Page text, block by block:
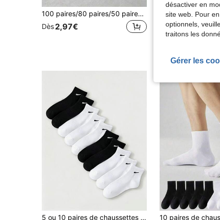
100 paires/80 paires/50 paires/30 paires/20 paires/10 paires/8 paires/4 paires de chaussettes de cheville confortables et absorbantes pour hommes
Dès2,97€
Entrepôt UE -10% 12
#1 BEST-SELLERS
#1 BEST-SELLERS
8,69€ 9,68€
5 ou 10 paires de chaussettes courtes décontractées de couleur unie et à rayures simples, convenant pour un port quotidien
désactiver en
site web. Pour
optionnels,
traitons les
Gérer les